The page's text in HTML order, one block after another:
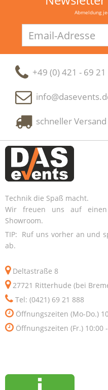
Abmeldung
Adresse
+49 (0) 421 - 69
schneller Versand
Technik die Spaß macht.
Wir freuen uns auf
Showroom.
TIP: Ruf uns vorher an und
ab.
Deltastraße 8
27721 Ritterhude (bei
Tel: (0421) 69 21 888
Öffnungszeiten (Mo-Do.)
Öffnungszeiten (Fr.) 10:00